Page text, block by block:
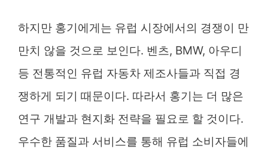
하지만 홍기에게는 유럽 시장에서의 경쟁이 만
만치 않을 것으로 보인다. 벤츠, BMW, 아우디
등 전통적인 유럽 자동차 제조사들과 직접 경
쟁하게 되기 때문이다. 따라서 홍기는 더 많은
연구 개발과 현지화 전략을 필요로 할 것이다.
우수한 품질과 서비스를 통해 유럽 소비자들에